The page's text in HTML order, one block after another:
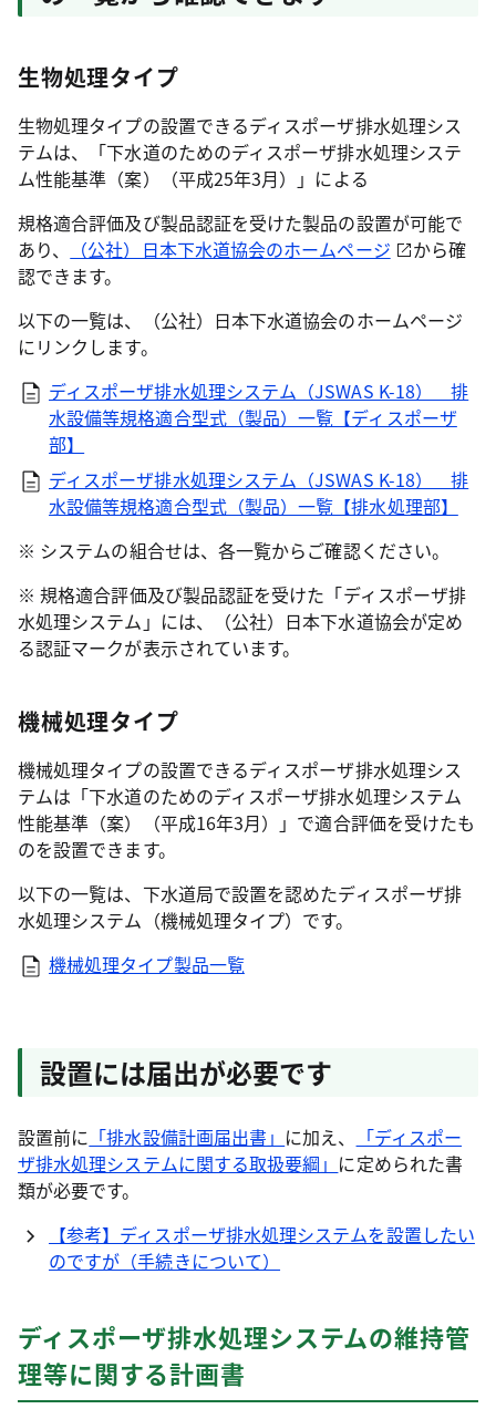
生物処理タイプ
生物処理タイプの設置できるディスポーザ排水処理シス
テムは、「下水道のためのディスポーザ排水処理システ
ム性能基準（案）（平成25年3月）」による
規格適合評価及び製品認証を受けた製品の設置が可能で
あり、
（公社）日本下水道協会のホームページ
から確
認できます。
以下の一覧は、（公社）日本下水道協会のホームページ
にリンクします。
ディスポーザ排水処理システム（JSWAS K-18） 排
水設備等規格適合型式（製品）一覧【ディスポーザ
部】
ディスポーザ排水処理システム（JSWAS K-18） 排
水設備等規格適合型式（製品）一覧【排水処理部】
※ システムの組合せは、各一覧からご確認ください。
※ 規格適合評価及び製品認証を受けた「ディスポーザ排
水処理システム」には、（公社）日本下水道協会が定め
る認証マークが表示されています。
機械処理タイプ
機械処理タイプの設置できるディスポーザ排水処理シス
テムは「下水道のためのディスポーザ排水処理システム
性能基準（案）（平成16年3月）」で適合評価を受けたも
のを設置できます。
以下の一覧は、下水道局で設置を認めたディスポーザ排
水処理システム（機械処理タイプ）です。
機械処理タイプ製品一覧
設置には届出が必要です
設置前に 「排水設備計画届出書」 に加え、
「ディスポー
ザ排水処理システムに関する取扱要綱」 に定められた書
類が必要です。
【参考】ディスポーザ排水処理システムを設置したい
のですが（手続きについて）
ディスポーザ排水処理システムの維持管
理等に関する計画書